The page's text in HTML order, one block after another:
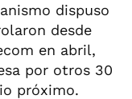
dispuso
desde
en abril,
por otros 30
próximo.